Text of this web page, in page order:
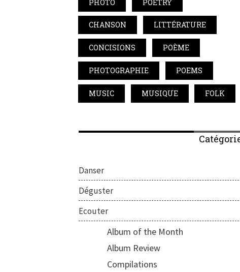
PHOTO POETRY
CHANSON LITTÉRATURE
CONCISIONS POÈME
PHOTOGRAPHIE POEMS
MUSIC MUSIQUE FOLK
Danser
Déguster
Ecouter
Album of the Month
Album Review
Compilations